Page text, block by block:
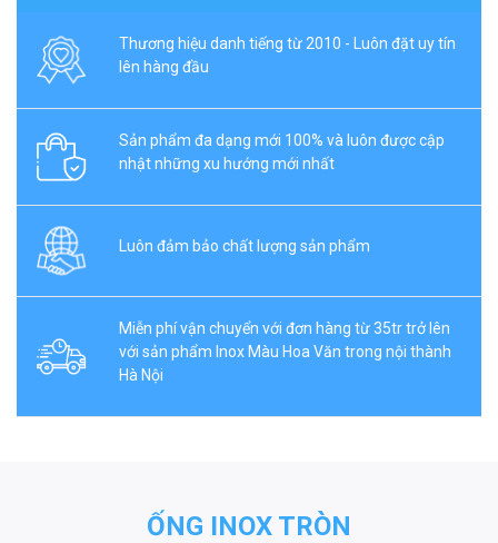
Thương hiệu danh tiếng từ 2010 - Luôn đặt uy tín
lên hàng đầu
Sản phẩm đa dạng mới 100% và luôn được cập
nhật những xu hướng mới nhất
Luôn đảm bảo chất lượng sản phẩm
Miễn phí vận chuyển với đơn hàng từ 35tr trở lên
với sản phẩm Inox Màu Hoa Văn trong nội thành
Hà Nội
ỐNG INOX TRÒN